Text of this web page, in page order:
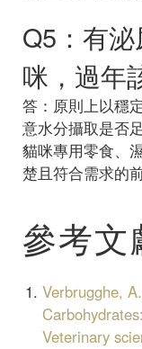
Q5：有
咪，過年
答：原則上以穩
意水分攝取是否
貓咪專用零食、
楚且符合需求的前
參考文
Verbrugghe,
Veterinary